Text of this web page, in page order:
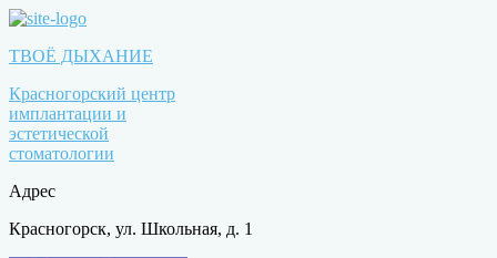
ТВОЁ ДЫХАНИЕ
Красногорский центр
имплантации и
эстетической
стоматологии
Адрес
Красногорск, ул. Школьная, д. 1